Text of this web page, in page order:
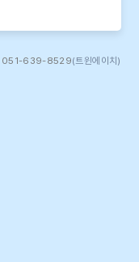
051-639-8529(트윈에이치)